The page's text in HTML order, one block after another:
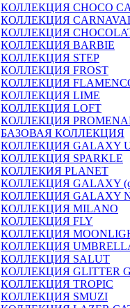
КОЛЛЕКЦИЯ CHOCO
КОЛЛЕКЦИЯ
КОЛЛЕКЦИЯ
КОЛЛЕКЦИЯ BARBIE
КОЛЛЕКЦИЯ STEP
КОЛЛЕКЦИЯ FROST
КОЛЛЕКЦИЯ
КОЛЛЕКЦИЯ LIME
КОЛЛЕКЦИЯ LOFT
КОЛЛЕКЦИЯ
БАЗОВАЯ КОЛЛЕКЦИЯ
КОЛЛЕКЦИЯ GALAXY
КОЛЛЕКЦИЯ SPARKLE
КОЛЛЕКИЯ PLANET
КОЛЛЕКЦИЯ GALAXY
КОЛЛЕКЦИЯ GALAXY
КОЛЛЕКЦИЯ MILANO
КОЛЛЕКЦИЯ FLY
КОЛЛЕКЦИЯ
КОЛЛЕКЦИЯ
КОЛЛЕКЦИЯ SALUT
КОЛЛЕКЦИЯ GLITTER
КОЛЛЕКЦИЯ TROPIC
КОЛЛЕКЦИЯ SMUZI